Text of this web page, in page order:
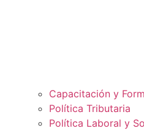
Capacitación y
Política Tributaria
Política Laboral y